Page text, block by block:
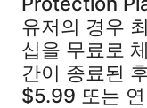
유저의 경우
십을 무료로
간이 종료된
$5.99 또는